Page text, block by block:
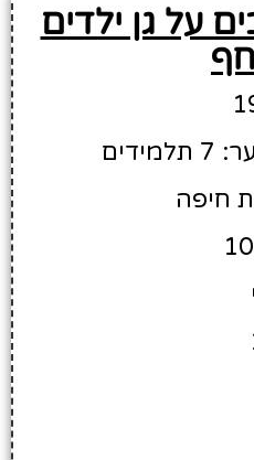
על גן ילדים
חיפה